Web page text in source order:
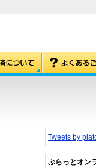
Tweets by
ぷらっとオン